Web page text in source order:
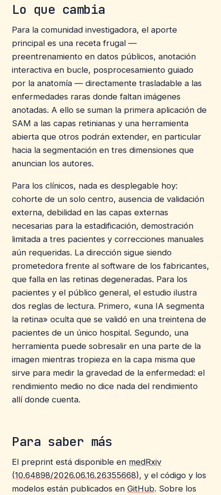
Lo que cambia
Para la comunidad investigadora, el aporte
principal es una receta frugal —
preentrenamiento en datos públicos, anotación
interactiva en bucle, posprocesamiento guiado
por la anatomía — directamente trasladable a las
enfermedades raras donde faltan imágenes
anotadas. A ello se suman la primera aplicación de
SAM a las capas retinianas y una herramienta
abierta que otros podrán extender, en particular
hacia la segmentación en tres dimensiones que
anuncian los autores.
Para los clínicos, nada es desplegable hoy:
cohorte de un solo centro, ausencia de validación
externa, debilidad en las capas externas
necesarias para la estadificación, demostración
limitada a tres pacientes y correcciones manuales
aún requeridas. La dirección sigue siendo
prometedora frente al software de los fabricantes,
que falla en las retinas degeneradas. Para los
pacientes y el público general, el estudio ilustra
dos reglas de lectura. Primero, «una IA segmenta
la retina» oculta que se validó en una treintena de
pacientes de un único hospital. Segundo, una
herramienta puede sobresalir en una parte de la
imagen mientras tropieza en la capa misma que
sirve para medir la gravedad de la enfermedad: el
rendimiento medio no dice nada del rendimiento
allí donde cuenta.
Para saber más
El preprint está disponible en medRxiv
(10.64898/2026.06.16.26355668), y el código y los
modelos están publicados en GitHub. Sobre los